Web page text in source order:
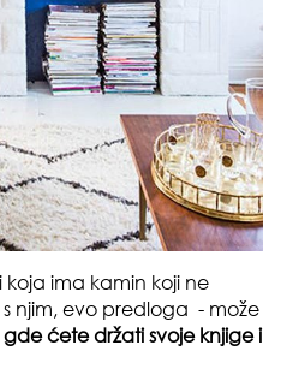
koja ima kamin koji ne
s njim, evo predloga - može
gde ćete držati svoje knjige i